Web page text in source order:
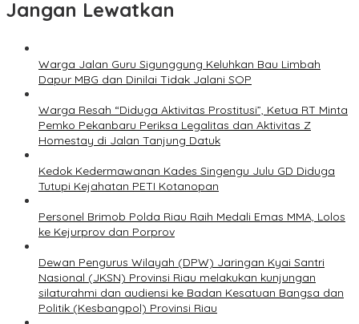
Jangan Lewatkan
Warga Jalan Guru Sigunggung Keluhkan Bau Limbah
Dapur MBG dan Dinilai Tidak Jalani SOP
Warga Resah “Diduga Aktivitas Prostitusi”, Ketua RT Minta
Pemko Pekanbaru Periksa Legalitas dan Aktivitas Z
Homestay di Jalan Tanjung Datuk
Kedok Kedermawanan Kades Singengu Julu GD Diduga
Tutupi Kejahatan PETI Kotanopan
Personel Brimob Polda Riau Raih Medali Emas MMA, Lolos
ke Kejurprov dan Porprov
Dewan Pengurus Wilayah (DPW) Jaringan Kyai Santri
Nasional (JKSN) Provinsi Riau melakukan kunjungan
silaturahmi dan audiensi ke Badan Kesatuan Bangsa dan
Politik (Kesbangpol) Provinsi Riau